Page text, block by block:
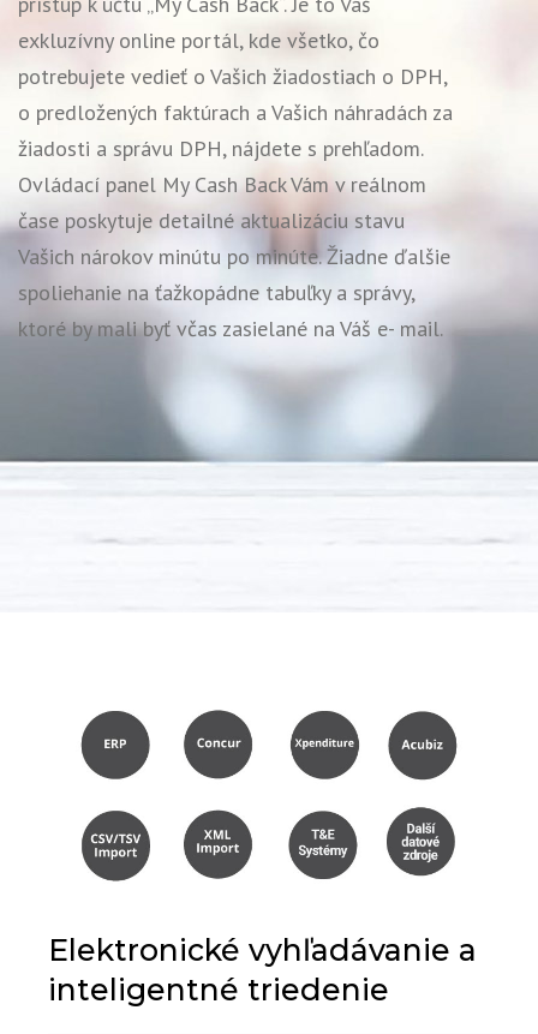
exkluzívny online portál, kde všetko, čo
potrebujete vedieť o Vašich žiadostiach o DPH,
o predložených faktúrach a Vašich náhradách za
žiadosti a správu DPH, nájdete s prehľadom.
Ovládací panel My Cash Back Vám v reálnom
čase poskytuje detailné aktualizáciu stavu
Vašich nárokov minútu po minúte. Žiadne ďalšie
spoliehanie na ťažkopádne tabuľky a správy,
ktoré by mali byť včas zasielané na Váš e- mail.
Elektronické vyhľadávanie a
inteligentné triedenie